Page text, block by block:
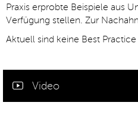
Praxis erprobte Beispiele aus
Verfügung stellen. Zur
Aktuell sind keine Best
Video